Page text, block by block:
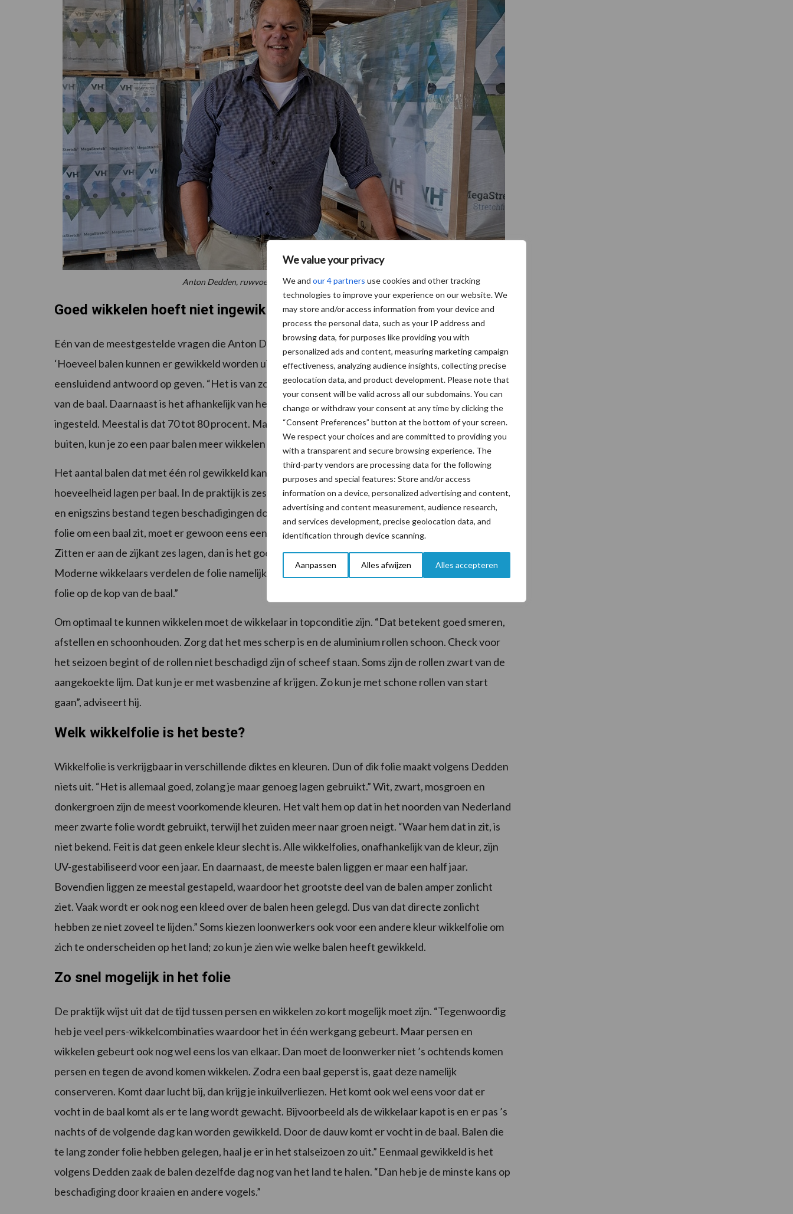
We value your privacy
We and our 4 partners use cookies and other tracking
technologies to improve your experience on our website. We
may store and/or access information from your device and
process the personal data, such as your IP address and
browsing data, for purposes like providing you with
personalized ads and content, measuring marketing campaign
effectiveness, analyzing audience insights, collecting precise
geolocation data, and product development. Please note that
your consent will be valid across all our subdomains. You can
change or withdraw your consent at any time by clicking the
“Consent Preferences” button at the bottom of your screen.
We respect your choices and are committed to providing you
with a transparent and secure browsing experience. The
third-party vendors are processing data for the following
purposes and special features: Store and/or access
information on a device, personalized advertising and content,
advertising and content measurement, audience research,
and services development, precise geolocation data, and
identification through device scanning.
Aanpassen Alles afwijzen Alles accepteren
Anton Dedden, ruwvoerspecialist van VisscherHolland.
Goed wikkelen hoeft niet ingewikkeld te zijn
Eén van de meestgestelde vragen die Anton Dedden van loonwerkers en veehouders krijgt is:
‘Hoeveel balen kunnen er gewikkeld worden uit één rol wikkelfolie?’ Hij kan hier echter geen
eensluidend antwoord op geven. “Het is van zoveel factoren afhankelijk. Uiteraard van de diameter
van de baal. Daarnaast is het afhankelijk van het percentage stretch waarop de wikkelaar staat
ingesteld. Meestal is dat 70 tot 80 procent. Maar ook van de temperatuur. Als het goed warm is
buiten, kun je zo een paar balen meer wikkelen uit één rol.”
Het aantal balen dat met één rol gewikkeld kan worden, is natuurlijk ook afhankelijk van de
hoeveelheid lagen per baal. In de praktijk is zes lagen voldoende om de baal zuurstofdicht te maken
en enigszins bestand tegen beschadigingen door bijvoorbeeld vogels. “Wie twijfelt of er genoeg
folie om een baal zit, moet er gewoon eens eentje opensnijden aan de zijkant en de laagjes tellen.
Zitten er aan de zijkant zes lagen, dan is het goed. Vaak zit er dan op andere plekken meer folie.
Moderne wikkelaars verdelen de folie namelijk gericht over de baal. Dan doen ze bijvoorbeeld meer
folie op de kop van de baal.”
Om optimaal te kunnen wikkelen moet de wikkelaar in topconditie zijn. “Dat betekent goed smeren,
afstellen en schoonhouden. Zorg dat het mes scherp is en de aluminium rollen schoon. Check voor
het seizoen begint of de rollen niet beschadigd zijn of scheef staan. Soms zijn de rollen zwart van de
aangekoekte lijm. Dat kun je er met wasbenzine af krijgen. Zo kun je met schone rollen van start
gaan”, adviseert hij.
Welk wikkelfolie is het beste?
Wikkelfolie is verkrijgbaar in verschillende diktes en kleuren. Dun of dik folie maakt volgens Dedden
niets uit. “Het is allemaal goed, zolang je maar genoeg lagen gebruikt.” Wit, zwart, mosgroen en
donkergroen zijn de meest voorkomende kleuren. Het valt hem op dat in het noorden van Nederland
meer zwarte folie wordt gebruikt, terwijl het zuiden meer naar groen neigt. “Waar hem dat in zit, is
niet bekend. Feit is dat geen enkele kleur slecht is. Alle wikkelfolies, onafhankelijk van de kleur, zijn
UV-gestabiliseerd voor een jaar. En daarnaast, de meeste balen liggen er maar een half jaar.
Bovendien liggen ze meestal gestapeld, waardoor het grootste deel van de balen amper zonlicht
ziet. Vaak wordt er ook nog een kleed over de balen heen gelegd. Dus van dat directe zonlicht
hebben ze niet zoveel te lijden.” Soms kiezen loonwerkers ook voor een andere kleur wikkelfolie om
zich te onderscheiden op het land; zo kun je zien wie welke balen heeft gewikkeld.
Zo snel mogelijk in het folie
De praktijk wijst uit dat de tijd tussen persen en wikkelen zo kort mogelijk moet zijn. “Tegenwoordig
heb je veel pers-wikkelcombinaties waardoor het in één werkgang gebeurt. Maar persen en
wikkelen gebeurt ook nog wel eens los van elkaar. Dan moet de loonwerker niet ’s ochtends komen
persen en tegen de avond komen wikkelen. Zodra een baal geperst is, gaat deze namelijk
conserveren. Komt daar lucht bij, dan krijg je inkuilverliezen. Het komt ook wel eens voor dat er
vocht in de baal komt als er te lang wordt gewacht. Bijvoorbeeld als de wikkelaar kapot is en er pas ’s
nachts of de volgende dag kan worden gewikkeld. Door de dauw komt er vocht in de baal. Balen die
te lang zonder folie hebben gelegen, haal je er in het stalseizoen zo uit.” Eenmaal gewikkeld is het
volgens Dedden zaak de balen dezelfde dag nog van het land te halen. “Dan heb je de minste kans op
beschadiging door kraaien en andere vogels.”